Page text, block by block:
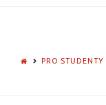
HOMEPRO STUDENTY